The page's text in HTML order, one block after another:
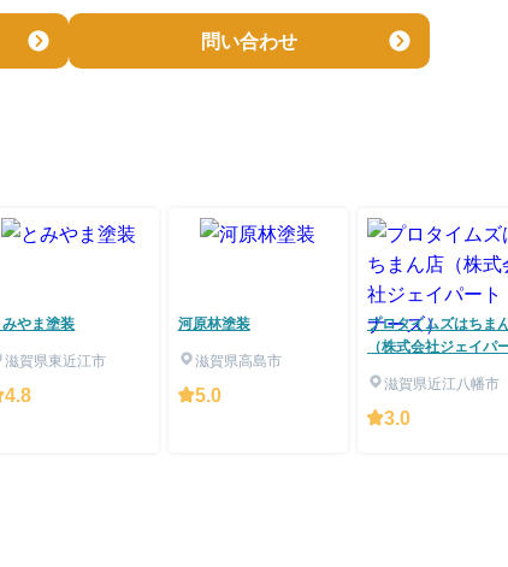
問い合わせ
みやま塗装
滋賀県東近江市
4.8
河原林塗装
滋賀県高島市
5.0
プロタイムズはちま
（株式会社ジェイパ
滋賀県近江八幡市
3.0